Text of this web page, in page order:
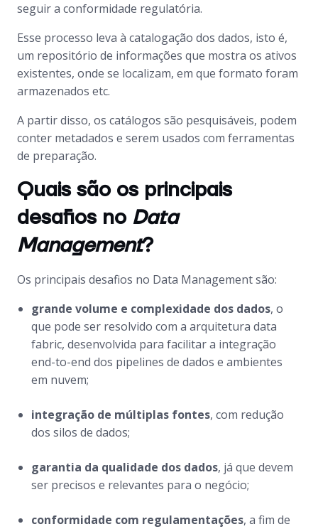
seguir a conformidade regulatória.
Esse processo leva à catalogação dos dados, isto é,
um repositório de informações que mostra os ativos
existentes, onde se localizam, em que formato foram
armazenados etc.
A partir disso, os catálogos são pesquisáveis, podem
conter metadados e serem usados com ferramentas
de preparação.
Quais são os principais
desafios no Data
Management?
Os principais desafios no Data Managementsão:
grande volume e complexidade dos dados, o
que pode ser resolvido com a arquitetura data
fabric, desenvolvida para facilitar a integração
end-to-end dos pipelines de dados e ambientes
em nuvem;
integração de múltiplas fontes, com redução
dos silos de dados;
garantia da qualidade dos dados, já que devem
ser precisos e relevantes para o negócio;
conformidade com regulamentações, a fim de